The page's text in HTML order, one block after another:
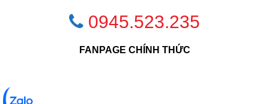
0945.523.235
FANPAGE CHÍNH THỨC